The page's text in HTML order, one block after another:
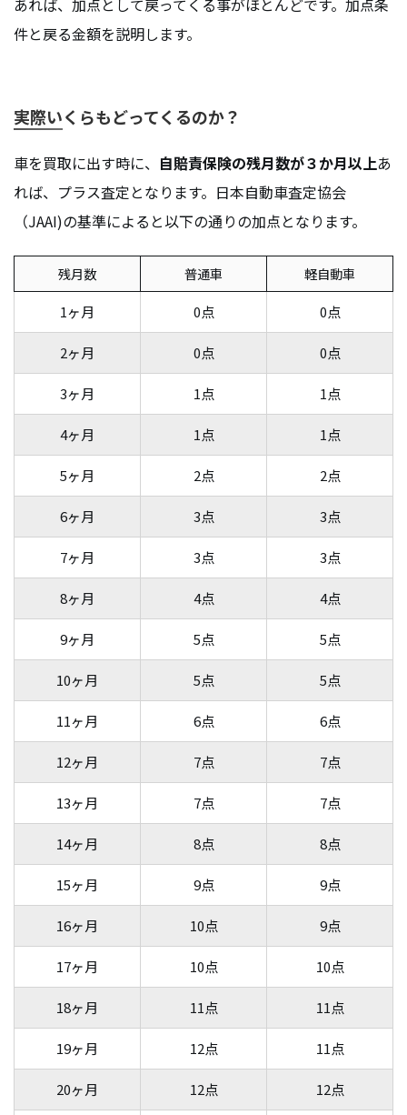
あれば、加点として戻ってくる事がほとんどです。加点条
件と戻る金額を説明します。
実際いくらもどってくるのか？
車を買取に出す時に、 自賠責保険の残月数が３か月以上あ
れば、プラス査定となります。日本自動車査定協会
（JAAI)の基準によると以下の通りの加点となります。
残月数 普通車
軽自動車
1ヶ月
0点 0点
2ヶ月 0点 0点
3ヶ月 1点 1点
4ヶ月 1点 1点
5ヶ月 2点 2点
6ヶ月 3点 3点
7ヶ月 3点 3点
8ヶ月 4点 4点
9ヶ月 5点 5点
10ヶ月 5点 5点
11ヶ月 6点 6点
12ヶ月 7点 7点
13ヶ月 7点 7点
14ヶ月 8点 8点
15ヶ月 9点 9点
16ヶ月 10点 9点
17ヶ月 10点 10点
18ヶ月 11点 11点
19ヶ月 12点 11点
20ヶ月 12点 12点